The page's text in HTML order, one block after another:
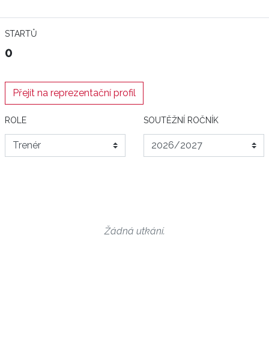
STARTŮ
0
Přejít na reprezentační profil
ROLE SOUTĚŽNÍ ROČNÍK
Žádná utkání.